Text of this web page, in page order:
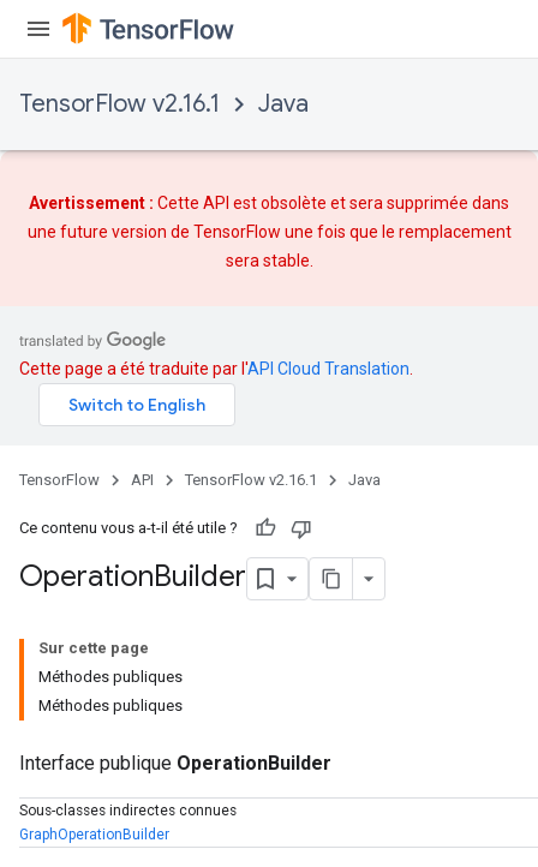
TensorFlow v2.16.1 Java
Avertissement : Cette API est obsolète et sera supprimée dans
une future version de TensorFlow une fois que le remplacement
sera stable.
Cette page a été traduite par l'API Cloud Translation
TensorFlow API TensorFlow v2.16.1 Java
Ce contenu vous a-t-il été utile ?
OperationBuilder
Sur cette page
Méthodes publiques
Méthodes publiques
Interface publique OperationBuilder
Sous-classes indirectes connues
GraphOperationBuilder